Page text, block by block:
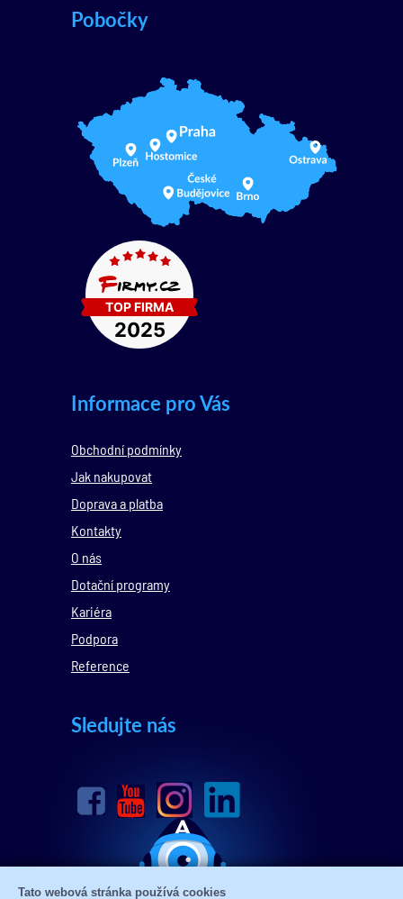
Pobočky
Informace pro Vás
Obchodní podmínky
Jak nakupovat
Doprava a platba
Kontakty
O nás
Dotační programy
Kariéra
Podpora
Reference
Sledujte nás
Tato webová stránka používá cookies